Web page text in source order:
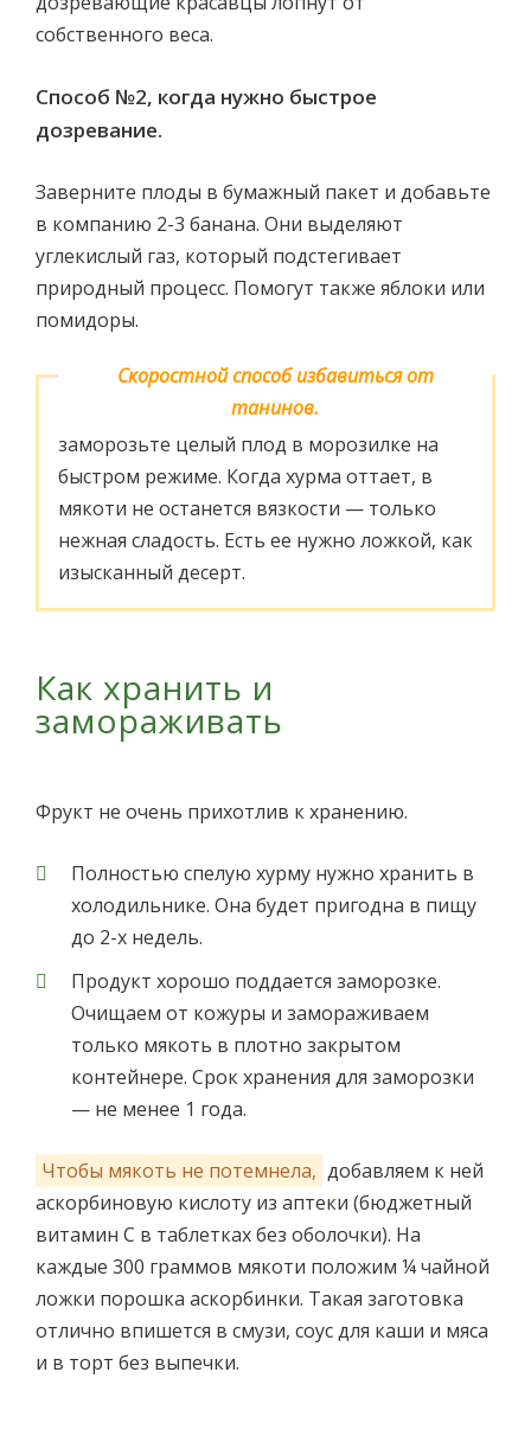
собственного веса.
Способ №2, когда нужно быстрое
дозревание.
Заверните плоды в бумажный пакет и добавьте
в компанию 2-3 банана. Они выделяют
углекислый газ, который подстегивает
природный процесс. Помогут также яблоки или
помидоры.
Скоростной способ избавиться от
танинов.
Годится для почти спелой хурмы. Просто
заморозьте целый плод в морозилке на
быстром режиме. Когда хурма оттает, в
мякоти не останется вязкости — только
нежная сладость. Есть ее нужно ложкой, как
изысканный десерт.
Как хранить и
замораживать
Фрукт не очень прихотлив к хранению.
Полностью спелую хурму нужно хранить в
холодильнике. Она будет пригодна в пищу
до 2-х недель.
Продукт хорошо поддается заморозке.
Очищаем от кожуры и замораживаем
только мякоть в плотно закрытом
контейнере. Срок хранения для заморозки
— не менее 1 года.
Чтобы мякоть не потемнела, добавляем к ней
аскорбиновую кислоту из аптеки (бюджетный
витамин С в таблетках без оболочки). На
каждые 300 граммов мякоти положим ¼ чайной
ложки порошка аскорбинки. Такая заготовка
отлично впишется в смузи, соус для каши и мяса
и в торт без выпечки.